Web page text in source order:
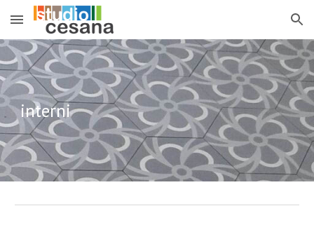
Skip to main content Skip to navigation
interni